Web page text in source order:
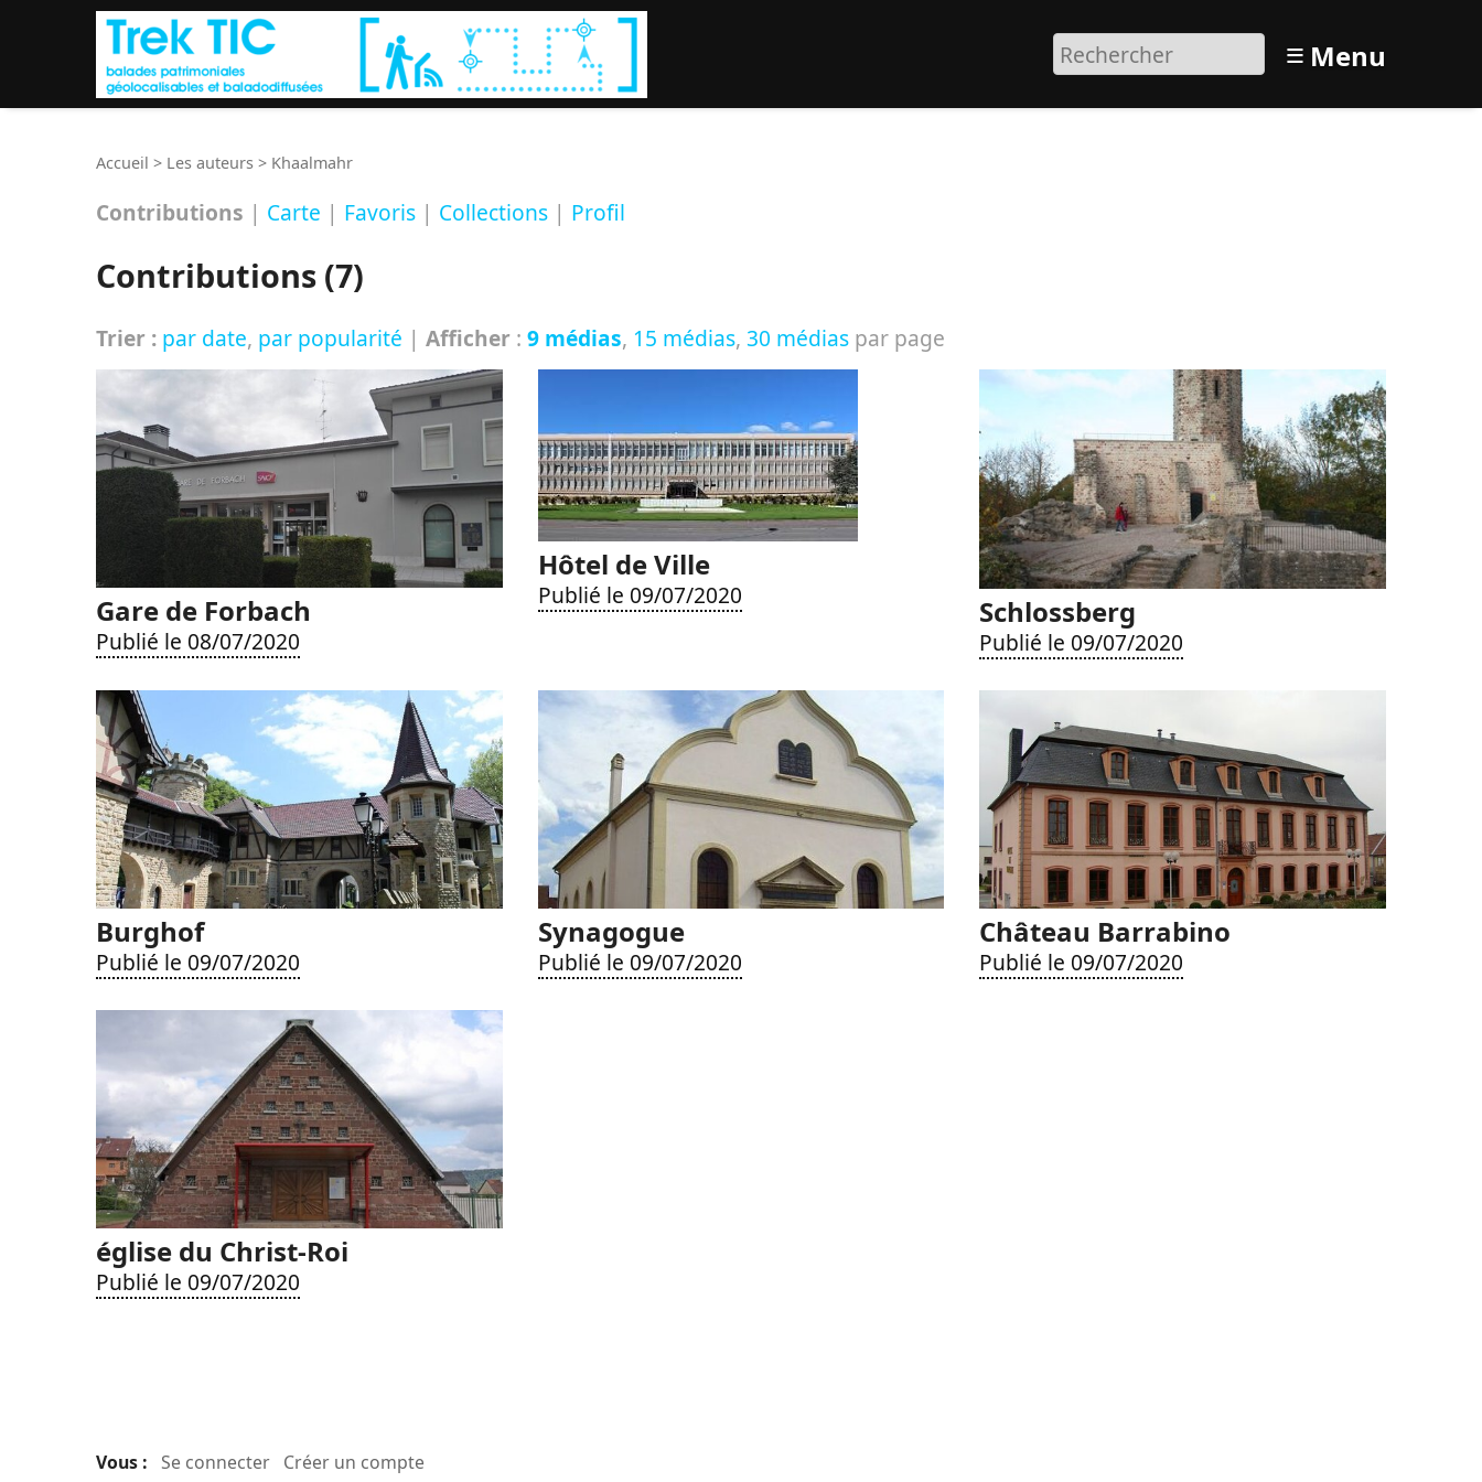
≡ Menu
Accueil > Les auteurs > Khaalmahr
Contributions | Carte | Favoris | Collections | Profil
Contributions (7)
Trier : par date, par popularité | Afficher : 9 médias, 15 médias, 30 médias par page
Gare de Forbach
Publié le 08/07/2020
Hôtel de Ville
Publié le 09/07/2020 Schlossberg
Publié le 09/07/2020
Burghof
Publié le 09/07/2020
Synagogue
Publié le 09/07/2020
Château Barrabino
Publié le 09/07/2020
église du Christ-Roi
Publié le 09/07/2020
Vous : Se connecter Créer un compte